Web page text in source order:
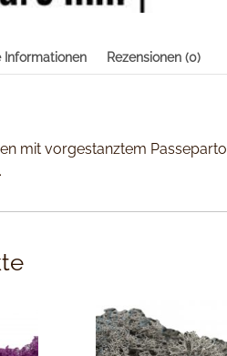
Informationen Rezensionen (0)
mit vorgestanztem